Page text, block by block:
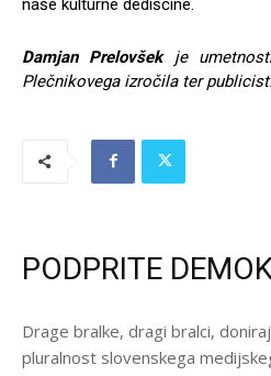
Damjan Prelovšekje
Plečnikovega izročila ter publicist.
PODPRITE
Drage bralke, dragi bralci,
pluralnost slovenskega